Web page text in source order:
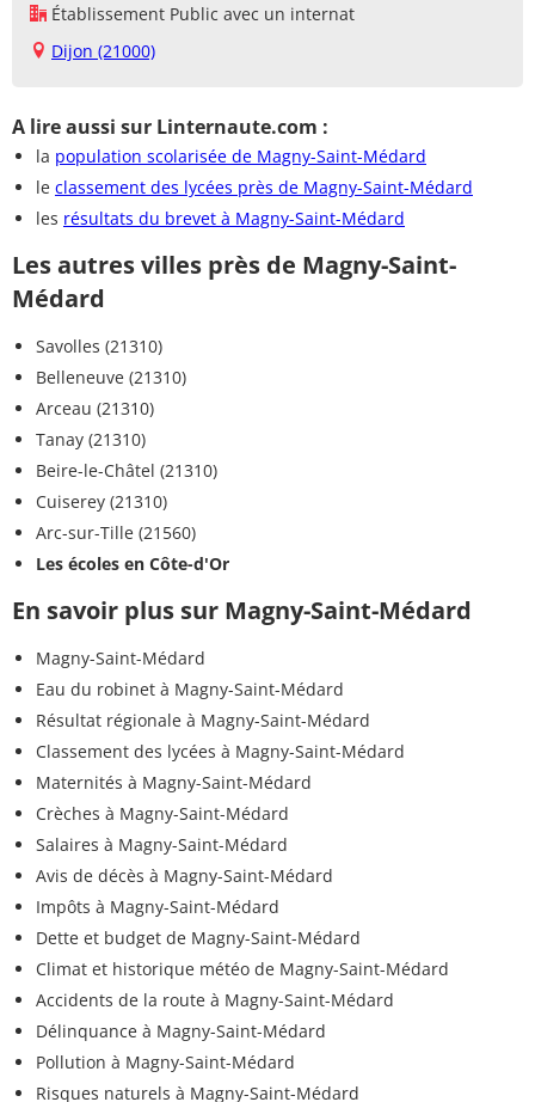
Établissement Public avec un internat
Dijon (21000)
A lire aussi sur Linternaute.com :
la population scolarisée de Magny-Saint-Médard
le classement des lycées près de Magny-Saint-Médard
les résultats du brevet à Magny-Saint-Médard
Les autres villes près de Magny-Saint-
Médard
Savolles (21310)
Belleneuve (21310)
Arceau (21310)
Tanay (21310)
Beire-le-Châtel (21310)
Cuiserey (21310)
Arc-sur-Tille (21560)
Les écoles en Côte-d'Or
En savoir plus sur Magny-Saint-Médard
Magny-Saint-Médard
Eau du robinet à Magny-Saint-Médard
Résultat régionale à Magny-Saint-Médard
Classement des lycées à Magny-Saint-Médard
Maternités à Magny-Saint-Médard
Crèches à Magny-Saint-Médard
Salaires à Magny-Saint-Médard
Avis de décès à Magny-Saint-Médard
Impôts à Magny-Saint-Médard
Dette et budget de Magny-Saint-Médard
Climat et historique météo de Magny-Saint-Médard
Accidents de la route à Magny-Saint-Médard
Délinquance à Magny-Saint-Médard
Pollution à Magny-Saint-Médard
Risques naturels à Magny-Saint-Médard